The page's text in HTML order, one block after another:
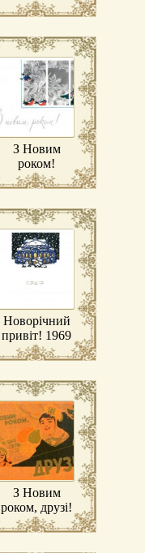
З Новим
роком!
Новорічний
привіт! 1969
З Новим
роком, друзі!